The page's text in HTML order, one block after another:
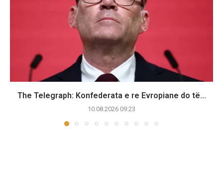
The Telegraph: Konfederata e re Evropiane do të...
10.08.2026 09:23